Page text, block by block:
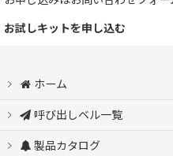
お試しキットを申し込む
ホーム
呼び出しベル一覧
製品カタログ